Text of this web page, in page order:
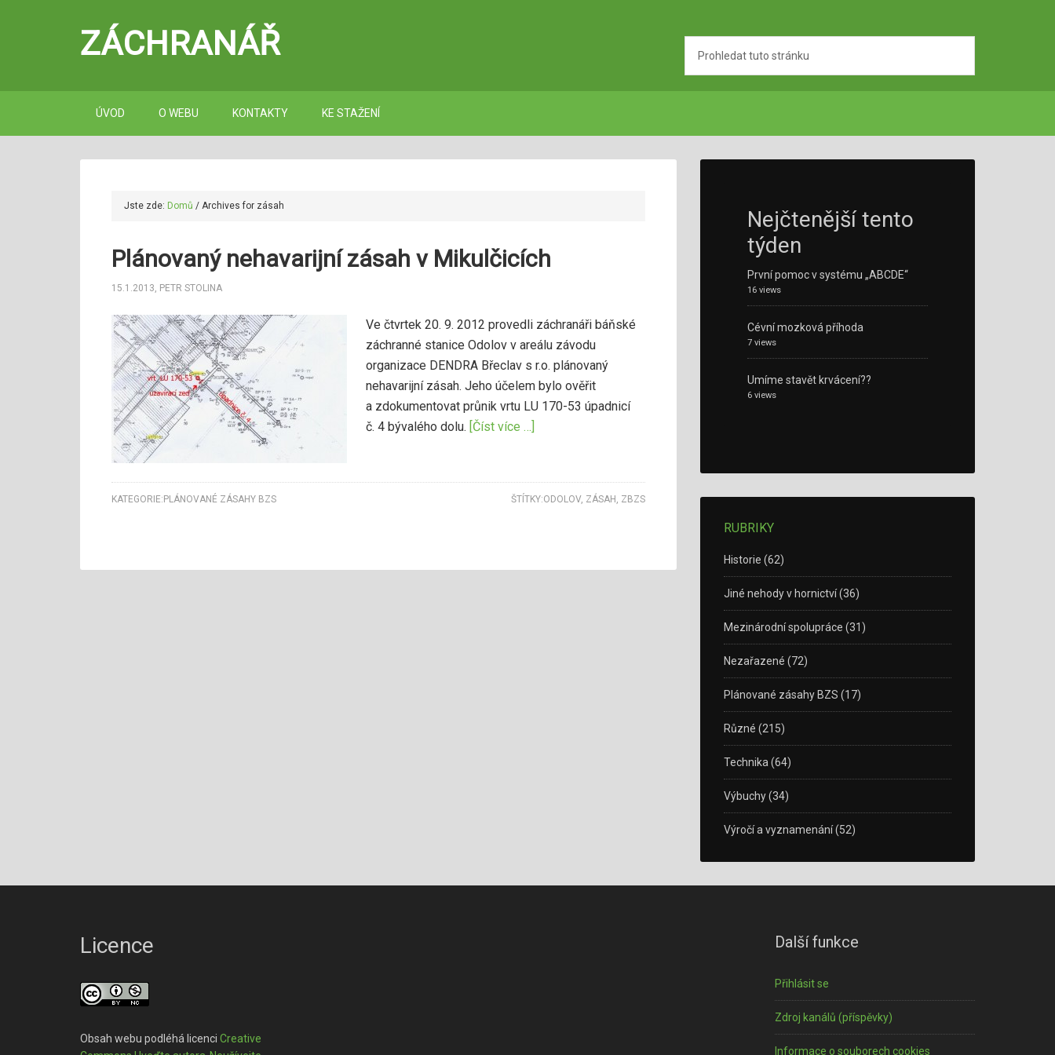
ZÁCHRANÁŘ
ÚVOD O WEBU KONTAKTY KE STAŽENÍ
Jste zde: Domů / Archives for zásah
Plánovaný nehavarijní zásah v Mikulčicích
15.1.2013, PETR STOLINA
Ve čtvrtek 20. 9. 2012 provedli záchranáři báňské
záchranné stanice Odolov v areálu závodu
organizace DENDRA Břeclav s r.o. plánovaný
nehavarijní zásah. Jeho účelem bylo ověřit
a zdokumentovat průnik vrtu LU 170-53 úpadnicí
č. 4 bývalého dolu. [Číst více …]
KATEGORIE: PLÁNOVANÉ ZÁSAHY BZS ŠTÍTKY:ODOLOV, ZÁSAH , ZBZS
Nejčtenější tento
týden
První pomoc v systému „ABCDE“
16 views
Cévní mozková příhoda
7 views
Umíme stavět krvácení??
6 views
RUBRIKY
Historie (62)
Jiné nehody v hornictví(36)
Mezinárodní spolupráce (31)
Nezařazené (72)
Plánované zásahy BZS (17)
Různé (215)
Technika (64)
Výbuchy(34)
Výročí a vyznamenání(52)
Licence
Obsah webu podléhá licenci Creative
Další funkce
Přihlásit se
Zdroj kanálů (příspěvky)
Informace o souborech cookies